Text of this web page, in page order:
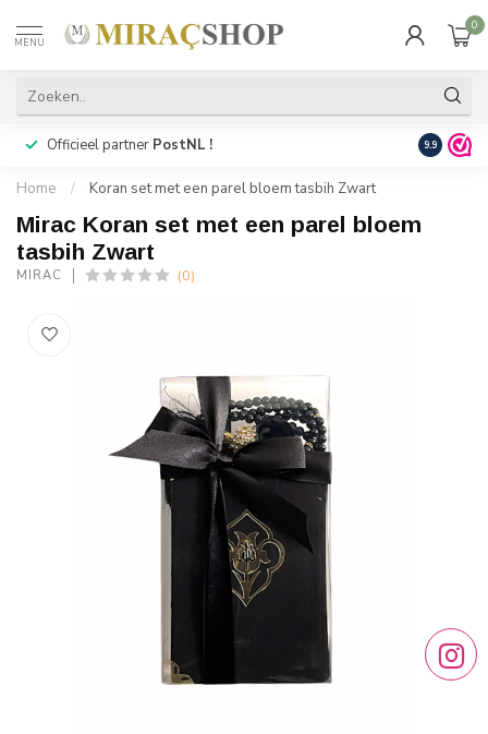
MENU
0
Officieel partner PostNL ! Snelle
9.9
Home / Koran set met een parel bloem tasbih Zwart
Mirac Koran set met een parel bloem
tasbih Zwart
MIRAC (0)